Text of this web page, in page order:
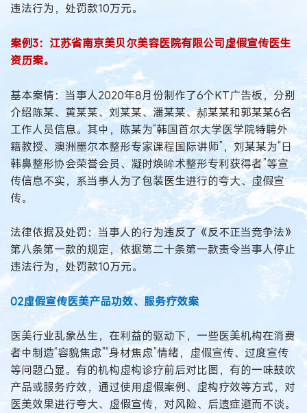
违法行为，处罚款10万元。
案例3：江苏省南京美贝尔美容医院有限公司虚假宣传医生
资历案。
基本案情：当事人2020年8月份制作了6个KT广告板，分别
介绍陈某、黄某某、刘某某、潘某某、郝某某和郭某某6名
工作人员信息。其中，陈某为“韩国首尔大学医学院特聘外
籍教授、澳洲墨尔本整形专家课程国际讲师”，刘某某为“日
韩鼻整形协会荣誉会员、凝时焕眸术整形专利获得者”等宣
传信息不实，系当事人为了包装医生进行的夸大、虚假宣
传。
法律依据及处罚：当事人的行为违反了《反不正当竞争法》
第八条第一款的规定，依据第二十条第一款责令当事人停止
违法行为，处罚款10万元。
02虚假宣传医美产品功效、服务疗效案
医美行业乱象丛生，在利益的驱动下，一些医美机构在消费
者中制造“容貌焦虑”“身材焦虑”情绪，虚假宣传、过度宣传
等问题凸显。有的机构虚构诊疗前后对比图，有的一味鼓吹
产品或服务疗效，通过使用虚假案例、虚构疗效等方式，对
医美效果进行夸大、虚假宣传，对风险、后遗症避而不谈。